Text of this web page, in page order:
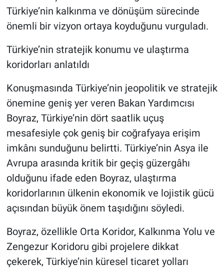
Türkiye’nin kalkınma ve dönüşüm sürecinde
önemli bir vizyon ortaya koyduğunu vurguladı.
Türkiye’nin stratejik konumu ve ulaştırma
koridorları anlatıldı
Konuşmasında Türkiye’nin jeopolitik ve stratejik
önemine geniş yer veren Bakan Yardımcısı
Boyraz, Türkiye’nin dört saatlik uçuş
mesafesiyle çok geniş bir coğrafyaya erişim
imkânı sunduğunu belirtti. Türkiye’nin Asya ile
Avrupa arasında kritik bir geçiş güzergâhı
olduğunu ifade eden Boyraz, ulaştırma
koridorlarının ülkenin ekonomik ve lojistik gücü
açısından büyük önem taşıdığını söyledi.
Boyraz, özellikle Orta Koridor, Kalkınma Yolu ve
Zengezur Koridoru gibi projelere dikkat
çekerek, Türkiye’nin küresel ticaret yolları